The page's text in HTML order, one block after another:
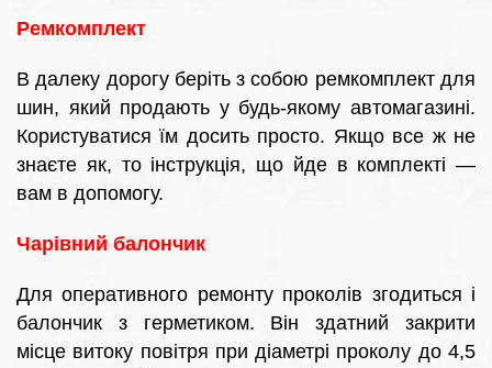
Ремкомплект
В далеку дорогу беріть з собою ремкомплект для
шин, який продають у будь-якому автомагазині.
Користуватися їм досить просто. Якщо все ж не
знаєте як, то інструкція, що йде в комплекті —
вам в допомогу.
Чарівний балончик
Для оперативного ремонту проколів згодиться і
балончик з герметиком. Він здатний закрити
місце витоку повітря при діаметрі проколу до 4,5